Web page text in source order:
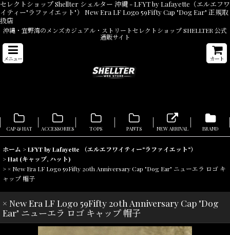
セレクトショップ Shellter シェルター 沖縄 - LFYT by Lafayette（エルエフワ
イティー"ラファイエット"） New Era LF Logo 59Fifty Cap "Dog Ear" 正規取
扱店
沖縄・宜野湾のメンズカジュアル・ストリートセレクトショップ SHELLTER 公式
通販サイト
メニュー カート
CAP & HAT ACCESSORIES TOPS PANTS NEW ARRIVAL BRAND
ホーム >LFYT by Lafayette （エルエフワイティー"ラファイエット"）
>Hat (キャップ, ハット)
> × New Era LF Logo 59Fifty 20th Anniversary Cap "Dog Ear" ニューエラ ロゴ キ
ャップ 帽子
× New Era LF Logo 59Fifty 20th Anniversary Cap "Dog
Ear" ニューエラ ロゴ キャップ 帽子